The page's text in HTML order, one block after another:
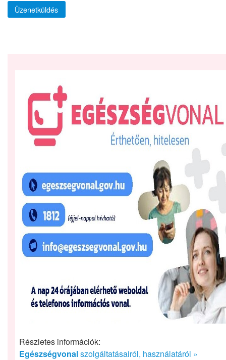
Üzenetküldés
Részletes információk:
Egészségvonalszolgáltatásairól, használatáról »